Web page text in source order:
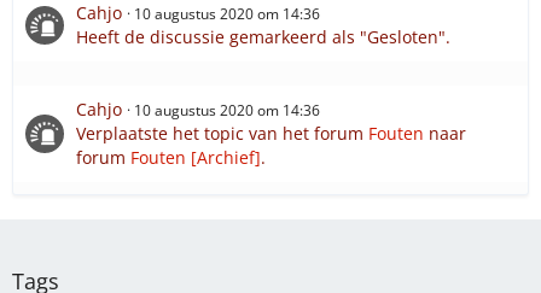
Cahjo 10 augustus 2020 om 14:36
Heeft de discussie gemarkeerd als "Gesloten".
Cahjo 10 augustus 2020 om 14:36
Verplaatste het topic van het forum Fouten naar
forum Fouten [Archief].
Tags